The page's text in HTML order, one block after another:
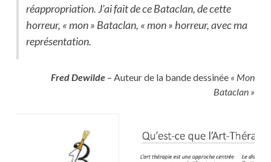
réappropriation. J’ai fait de ce Bataclan, de cette
horreur, « mon » Bataclan, « mon » horreur, avec ma
représentation.
Fred Dewilde – Auteur de la bande dessinée « Mon
Bataclan »